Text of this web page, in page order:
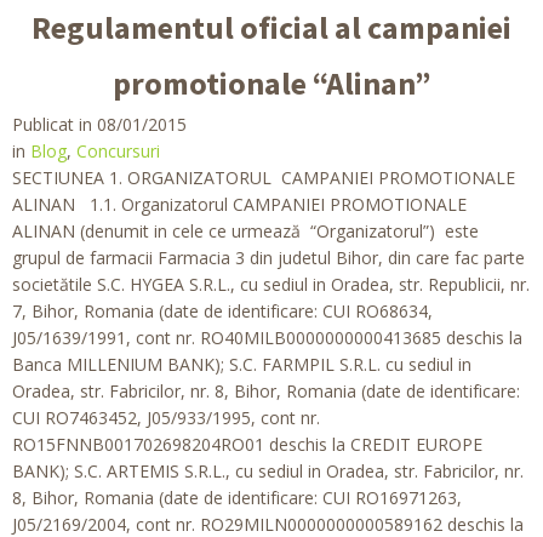
Regulamentul oficial al campaniei
promotionale “Alinan”
Publicat in 08/01/2015
in Blog, Concursuri
SECTIUNEA 1. ORGANIZATORUL CAMPANIEI PROMOTIONALE
ALINAN 1.1. Organizatorul CAMPANIEI PROMOTIONALE
ALINAN (denumit in cele ce urmează “Organizatorul”) este
grupul de farmacii Farmacia 3 din judetul Bihor, din care fac parte
societătile S.C. HYGEA S.R.L., cu sediul in Oradea, str. Republicii, nr.
7, Bihor, Romania (date de identificare: CUI RO68634,
J05/1639/1991, cont nr. RO40MILB0000000000413685 deschis la
Banca MILLENIUM BANK); S.C. FARMPIL S.R.L. cu sediul in
Oradea, str. Fabricilor, nr. 8, Bihor, Romania (date de identificare:
CUI RO7463452, J05/933/1995, cont nr.
RO15FNNB001702698204RO01 deschis la CREDIT EUROPE
BANK); S.C. ARTEMIS S.R.L., cu sediul in Oradea, str. Fabricilor, nr.
8, Bihor, Romania (date de identificare: CUI RO16971263,
J05/2169/2004, cont nr. RO29MILN0000000000589162 deschis la